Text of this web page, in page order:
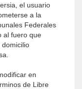
el usuario
a la
Federales
al fuero que
en
de Libre